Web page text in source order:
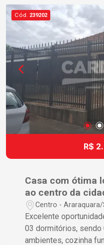
visita!
Cód. 239202
R$
Casa com ótima
ao centro da
Centro - Araraquara/
Excelente oportunidade de
03 dormitórios, sendo
ambientes, cozinha